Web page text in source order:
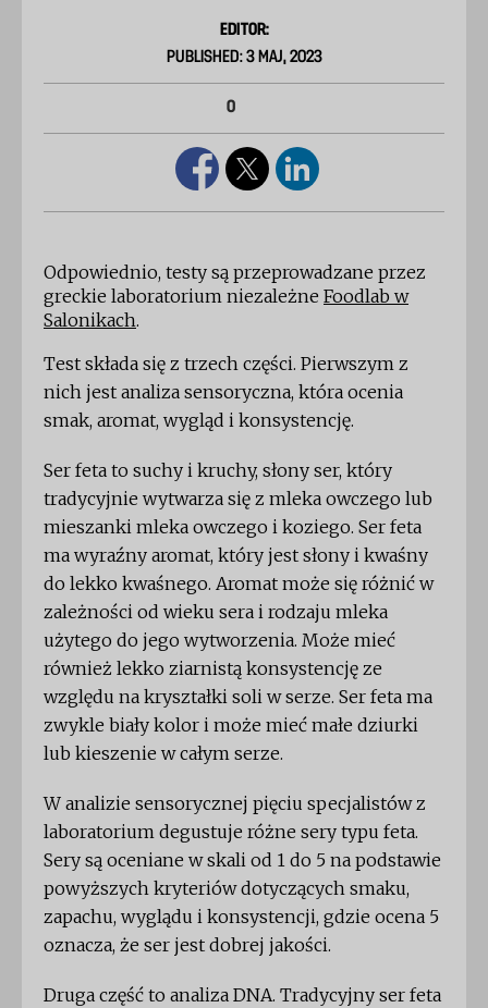
EDITOR:
PUBLISHED: 3 MAJ, 2023
0
Odpowiednio, testy są przeprowadzane przez
greckie laboratorium niezależne Foodlab w
Salonikach.
Test składa się z trzech części. Pierwszym z
nich jest analiza sensoryczna, która ocenia
smak, aromat, wygląd i konsystencję.
Ser feta to suchy i kruchy, słony ser, który
tradycyjnie wytwarza się z mleka owczego lub
mieszanki mleka owczego i koziego. Ser feta
ma wyraźny aromat, który jest słony i kwaśny
do lekko kwaśnego. Aromat może się różnić w
zależności od wieku sera i rodzaju mleka
użytego do jego wytworzenia. Może mieć
również lekko ziarnistą konsystencję ze
względu na kryształki soli w serze. Ser feta ma
zwykle biały kolor i może mieć małe dziurki
lub kieszenie w całym serze.
W analizie sensorycznej pięciu specjalistów z
laboratorium degustuje różne sery typu feta.
Sery są oceniane w skali od 1 do 5 na podstawie
powyższych kryteriów dotyczących smaku,
zapachu, wyglądu i konsystencji, gdzie ocena 5
oznacza, że ​​ser jest dobrej jakości.
Druga część to analiza DNA. Tradycyjny ser feta